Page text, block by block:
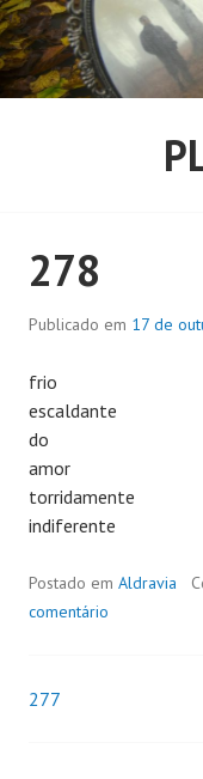
Pular
para
o
conteúdo
278
Publicado em 17 de
frio
escaldante
do
amor
torridamente
indiferente
Postado em Aldravia
comentário
Navegação
277